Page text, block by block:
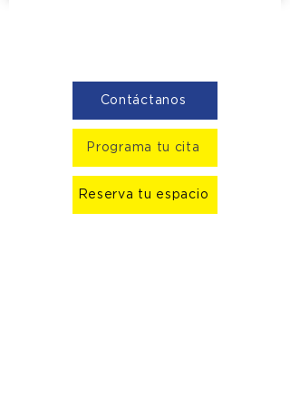
Contáctanos
Programa tu cita
Reserva tu espacio